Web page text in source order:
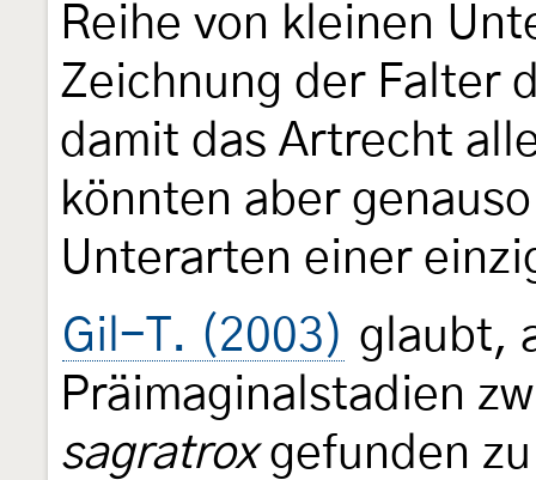
Reihe von kleinen
Zeichnung der Falter
damit das Artrecht
könnten aber
Unterarten einer
Gil-T. (2003) glaubt,
Präimaginalstadien
sagratroxgefunden